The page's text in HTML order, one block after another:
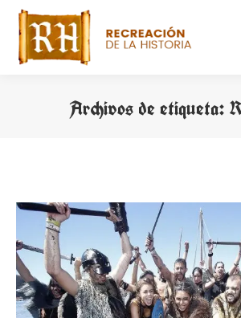
Archivos de etiqueta: